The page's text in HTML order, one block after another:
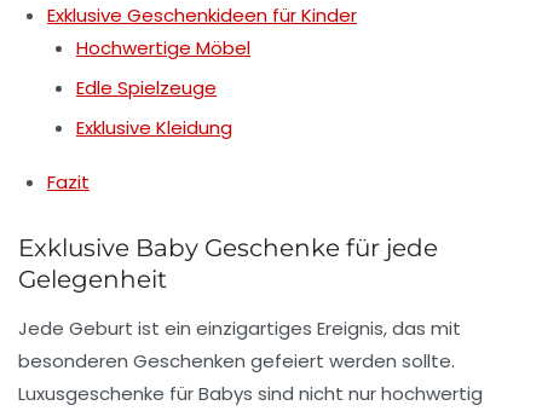
Exklusive Geschenkideen für Kinder
Hochwertige Möbel
Edle Spielzeuge
Exklusive Kleidung
Fazit
Exklusive Baby Geschenke für jede
Gelegenheit
Jede Geburt ist ein einzigartiges Ereignis, das mit
besonderen Geschenken gefeiert werden sollte.
Luxusgeschenke fürBabys sind nicht nur hochwertig